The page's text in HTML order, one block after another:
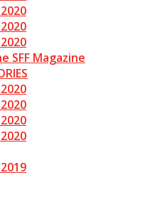
SFF Magazine